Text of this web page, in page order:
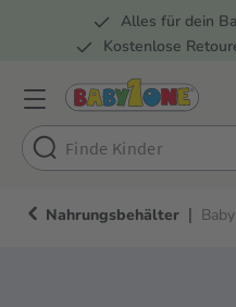
Zur Hauptnavigation
Alles für dein
Kostenlose
Nahrungsbehälter |